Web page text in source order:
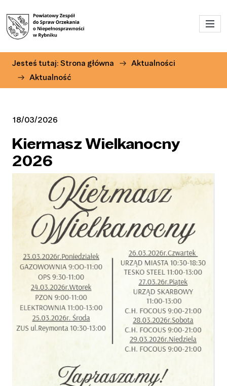
Przejdź do treści
Jesteś tutaj: Strona główna
Aktualności
Aktualność
18/03/2026
Kiermasz Wielkanocny
2026